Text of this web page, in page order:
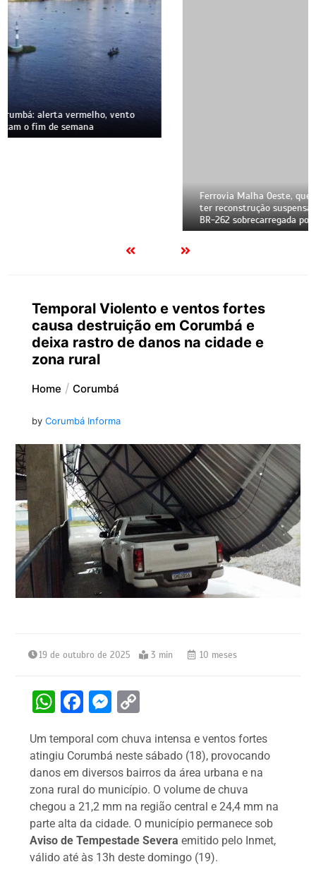
Ferrovia Malha Oeste, que liga Corumbá a São Paulo, pode
ter reconstrução suspensa pela Justiça; atraso mantém
BR-262 sobrecarregada por carretas e acidentes
Temporal Violento e ventos fortes
causa destruição em Corumbá e
deixa rastro de danos na cidade e
zona rural
Home Corumbá
by Corumbá Informa
19 de outubro de 2025 3 min 10 meses
W
at
s
A
p
p
F
c
e
b
o
o
k
M
s
s
e
n
g
er
p
y
Li
n
k
Um temporal com chuva intensa e ventos fortes
atingiu Corumbá neste sábado (18), provocando
danos em diversos bairros da área urbana e na
zona rural do município. O volume de chuva
chegou a 21,2 mm na região central e 24,4 mm na
parte alta da cidade. O município permanece sob
Aviso de Tempestade Severa emitido pelo Inmet,
válido até às 13h deste domingo (19).